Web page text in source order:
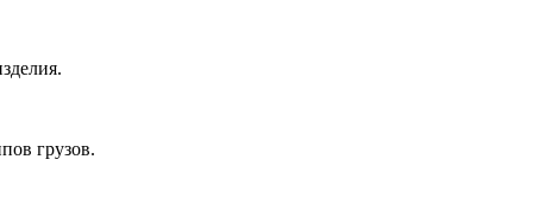
грузов.